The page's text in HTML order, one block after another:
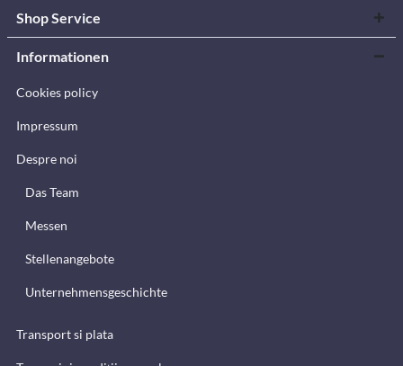
Shop Service
Informationen
Cookies policy
Impressum
Despre noi
Das Team
Messen
Stellenangebote
Unternehmensgeschichte
Transport si plata